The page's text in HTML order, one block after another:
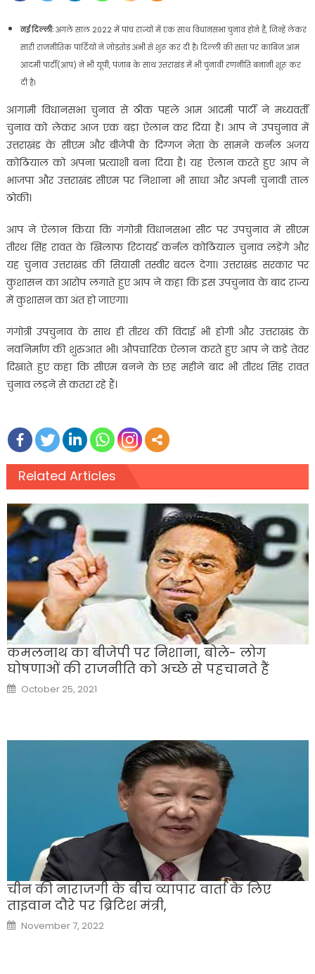
नई दिल्लीः अगले साल 2022 में पांच राज्यों में एक साथ विधानसभा चुनाव होने हैं, जिन्हें लेकर
सारी राजनीतिक पार्टियों ने जोड़तोड़ अभी से शुरू कर दी है। दिल्ली की सत्ता पर काबिज आम
आदमी पार्टी(आप) ने भी यूपी, पंजाब के साथ उत्तराखंड में भी चुनावी रणनीति बनानी शूरू कर
दी है।
आगामी विधानसभा चुनाव से ठीक पहले आम आदमी पार्टी ने मध्यवर्ती
चुनाव को लेकर आज एक बड़ा ऐलान कर दिया है। आप ने उपचुनाव में
उत्तराखंड के सीएम और बीजेपी के दिग्गज नेता के सामने कर्नल अजय
कोठियाल को अपना प्रत्याशी बना दिया है। यह ऐलान करते हुए आप ने
भाजपा और उत्तराखंड सीएम पर निशाना भी साधा और अपनी चुनावी ताल
ठोकी।
आप ने ऐलान किया कि गंगोत्री विधानसभा सीट पर उपचुनाव में सीएम
तीरथ सिंह रावत के खिलाफ रिटायर्ड कर्नल कोठियाल चुनाव लड़ेंगे और
यह चुनाव उत्तराखंड की सियासी तस्वीर बदल देगा। उत्तराखंड सरकार पर
कुशासन का आरोप लगाते हुए आप ने कहा कि इस उपचुनाव के बाद राज्य
में कुशासन का अंत हो जाएगा।
गंगोत्री उपचुनाव के साथ ही तीरथ की विदाई भी होगी और उत्तराखंड के
नवनिर्माण की शुरुआत भी। औपचारिक ऐलान करते हुए आप ने कड़े तेवर
दिखाते हुए कहा कि सीएम बनने के छह महीने बाद भी तीरथ सिंह रावत
चुनाव लड़ने से कतरा रहे हैं।
Related Articles
कमलनाथ का बीजेपी पर निशाना, बोले- लोग
घोषणाओं की राजनीति को अच्छे से पहचानते हैं
Posted
on
October 25, 2021
चीन की नाराजगी के बीच व्यापार वार्ता के लिए
ताइवान दौरे पर ब्रिटिश मंत्री,
Posted
on
November 7, 2022